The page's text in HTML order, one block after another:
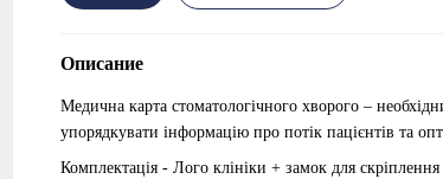
Описание
Медична карта стоматологічного хворого –
упорядкувати інформацію про потік пацієнтів та
Комплектація - Лого клініки + замок для